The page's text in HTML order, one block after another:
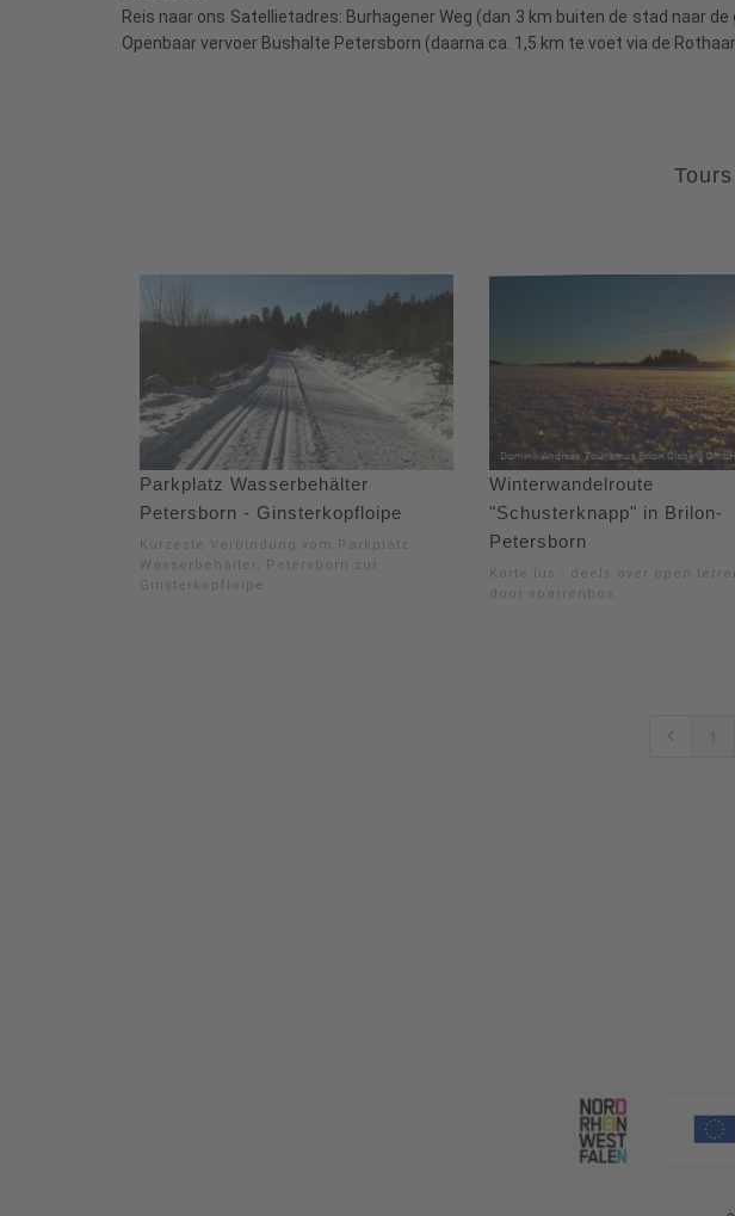
Reis naar ons Satellietadres: Burhagener Weg (dan 3 km buiten de stad naar
Openbaar vervoer Bushalte Petersborn (daarna ca. 1,5 km te voet via de
Parkplatz Wasserbehälter
Petersborn - Ginsterkopfloipe
Kürzeste Verbindung vom Parkplatz
Wasserbehälter, Petersborn zur
Ginsterkopfloipe
Winterwandelroute
"Schusterknapp" in Brilon-
Petersborn
Korte lus - deels over open
door sparrenbos.
1